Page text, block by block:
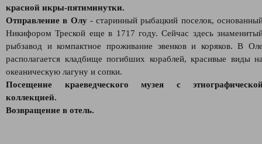
красной икры-пятиминутки.
Отправление в Олу- старинный рыбацкий поселок,
Никифором Треской еще в 1717 году. Сейчас здесь
рыбзавод и компактное проживание эвенков и коряков. В
располагается кладбище погибших кораблей, красивые виды
океаническую лагуну и сопки.
Посещение краеведческого музея с
коллекцией.
Возвращение в отель.